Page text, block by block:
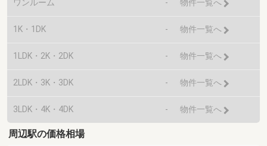
ワンルーム - 物件一覧へ
1K・1DK - 物件一覧へ
1LDK・2K・2DK - 物件一覧へ
2LDK・3K・3DK - 物件一覧へ
3LDK・4K・4DK - 物件一覧へ
周辺駅の価格相場